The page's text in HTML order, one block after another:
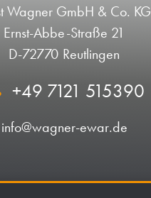
Wagner GmbH & Co. KG
Ernst-Abbe-Straße 21
D-72770 Reutlingen
+49 7121 515390
info@wagner-ewar.de